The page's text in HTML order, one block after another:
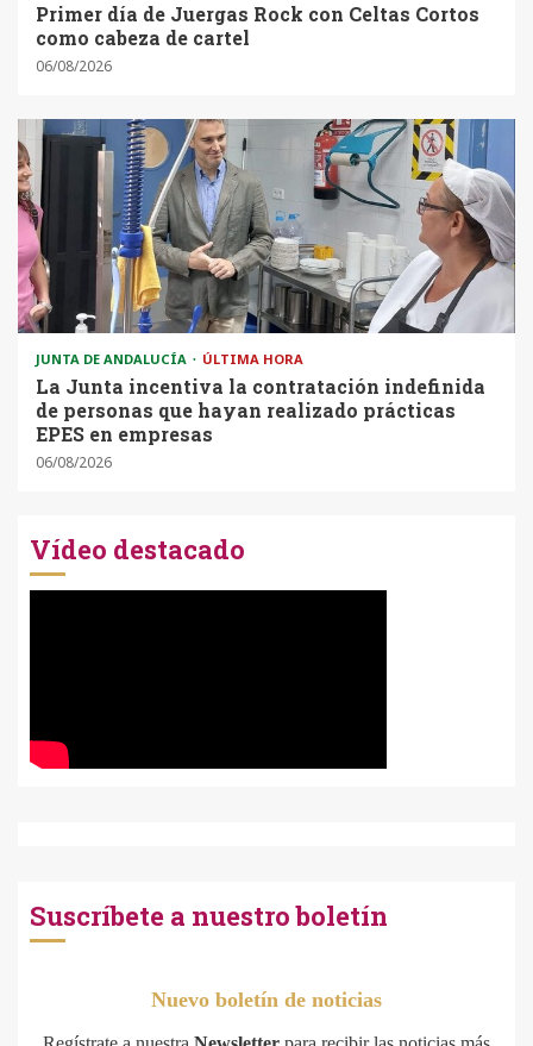
Primer día de Juergas Rock con Celtas Cortos
como cabeza de cartel
06/08/2026
JUNTA DE ANDALUCÍA ÚLTIMA HORA
La Junta incentiva la contratación indefinida
de personas que hayan realizado prácticas
EPES en empresas
06/08/2026
Vídeo destacado
Suscríbete a nuestro boletín
Nuevo boletín de noticias